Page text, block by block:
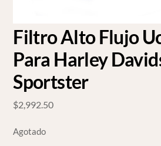
Filtro Alto Flujo
Para Harley
Sportster
$2,992.50
Agotado